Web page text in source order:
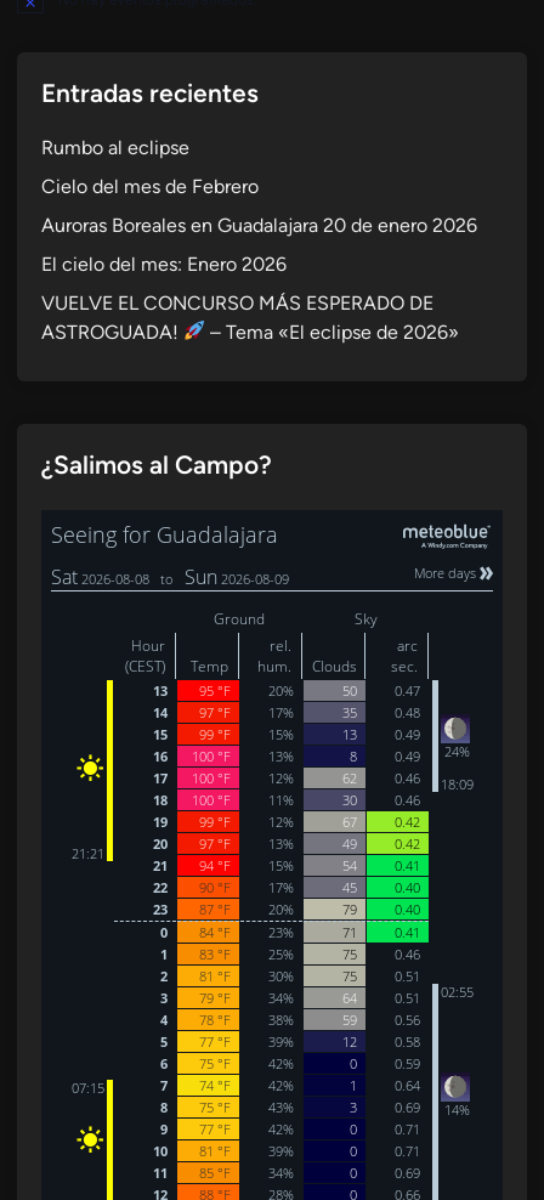
Aviso
Entradas recientes
Rumbo al eclipse
Cielo del mes de Febrero
Auroras Boreales en Guadalajara 20 de enero 2026
El cielo del mes: Enero 2026
VUELVE EL CONCURSO MÁS ESPERADO DE
ASTROGUADA!
– Tema «El eclipse de 2026»
¿Salimos al Campo?